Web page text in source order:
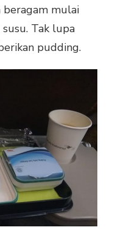
beragam mulai
Tak lupa
pudding.